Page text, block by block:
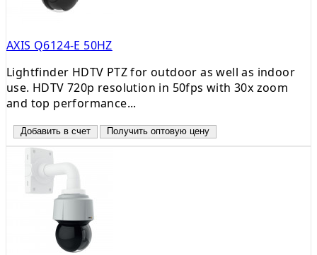
AXIS Q6124-E 50HZ
Lightfinder HDTV PTZ for outdoor as well as indoor
use. HDTV 720p resolution in 50fps with 30x zoom
and top performance...
Добавить в счет Получить оптовую цену